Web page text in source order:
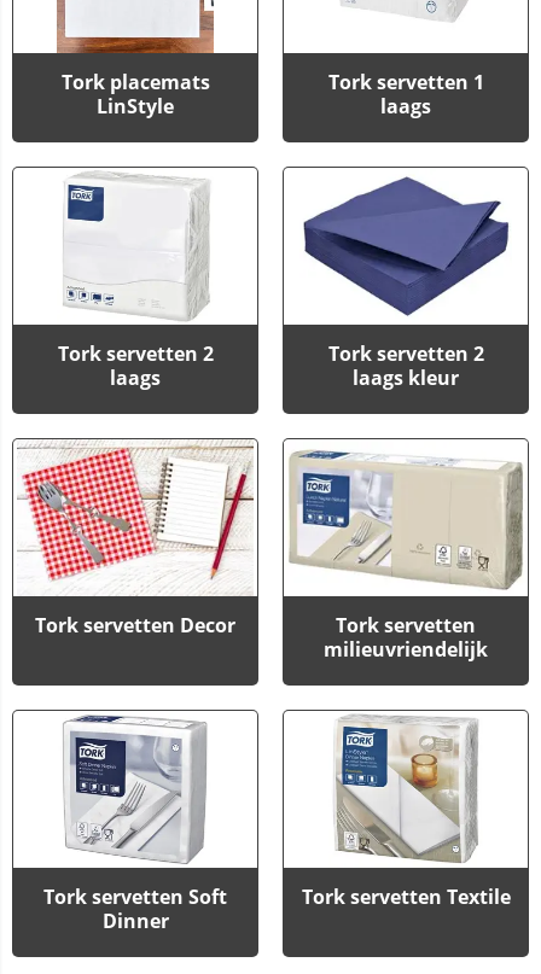
Tork placemats
LinStyle
Tork servetten 1
laags
Tork servetten 2
laags
Tork servetten 2
laags kleur
Tork servetten Decor
Tork servetten
milieuvriendelijk
Tork servetten Soft
Dinner
Tork servetten Textile